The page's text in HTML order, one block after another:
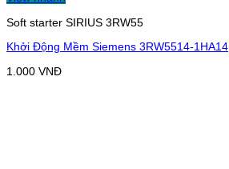
Soft starter SIRIUS 3RW55
Khởi Động Mềm Siemens 3RW5514-1HA14
1.000 VNĐ